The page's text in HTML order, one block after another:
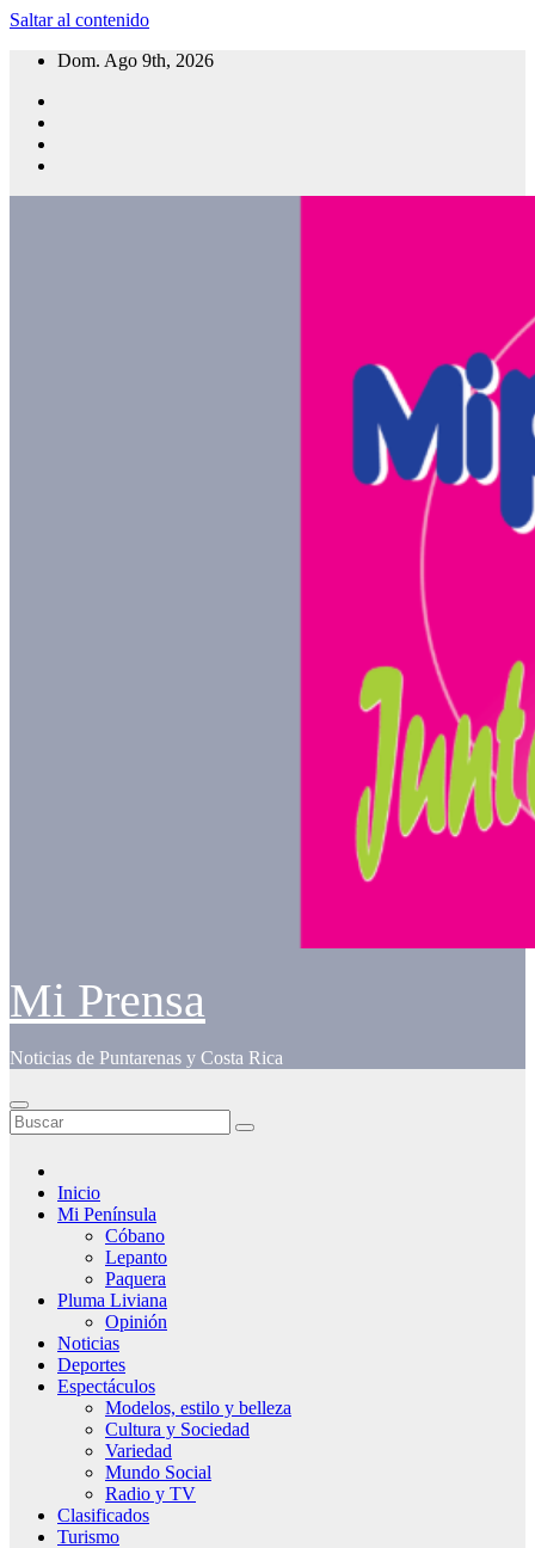
Saltar al contenido
Dom. Ago 9th, 2026
Mi Prensa
Noticias de Puntarenas y Costa Rica
Inicio
Mi Península
Cóbano
Lepanto
Paquera
Pluma Liviana
Opinión
Noticias
Deportes
Espectáculos
Modelos, estilo y belleza
Cultura y Sociedad
Variedad
Mundo Social
Radio y TV
Clasificados
Turismo